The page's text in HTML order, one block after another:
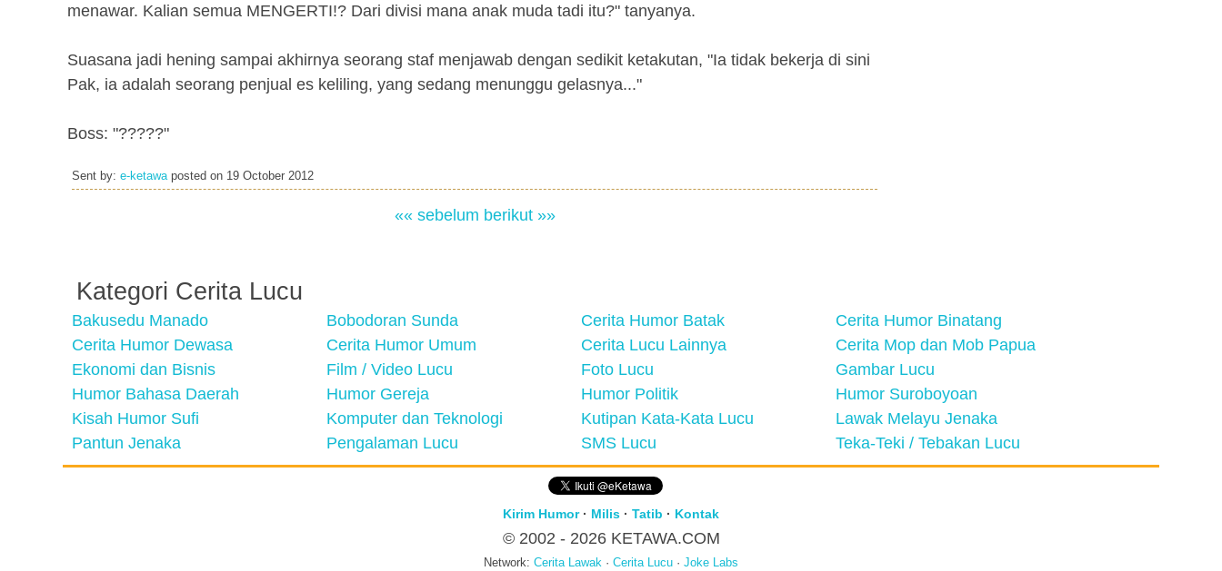
menawar. Kalian semua MENGERTI!? Dari divisi mana anak muda tadi itu?" tanyanya.
Suasana jadi hening sampai akhirnya seorang staf menjawab dengan sedikit ketakutan, "Ia tidak bekerja di sini
Pak, ia adalah seorang penjual es keliling, yang sedang menunggu gelasnya..."
Boss: "?????"
Sent by: e-ketawaposted on 19 October 2012
«« sebelum berikut »»
Kategori Cerita Lucu
Bakusedu Manado Bobodoran Sunda Cerita Humor Batak
Cerita Humor Binatang
Cerita Humor Dewasa
Cerita Humor Umum Cerita Lucu Lainnya
Cerita Mop dan Mob Papua
Ekonomi dan Bisnis
Film / Video Lucu Foto Lucu
Gambar Lucu
Humor Bahasa Daerah
Humor Gereja Humor Politik
Humor Suroboyoan
Kisah Humor Sufi
Komputer dan Teknologi Kutipan Kata-Kata Lucu
Lawak Melayu Jenaka
Pantun Jenaka
Pengalaman Lucu SMS Lucu Teka-Teki / Tebakan Lucu
Kirim Humor· Milis · Tatib · Kontak
© 2002 - 2026 KETAWA.COM
Network: Cerita Lawak · Cerita Lucu · Joke Labs